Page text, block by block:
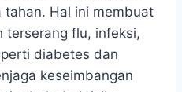
Hal ini membuat
terserang flu, infeksi,
diabetes dan
keseimbangan